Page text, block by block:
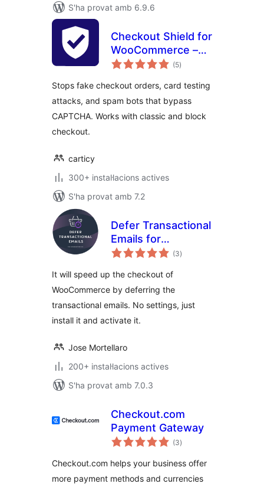
S'ha provat amb 6.9.6
Checkout Shield for
WooCommerce –
Stop Fake Orders,
Testing
(5puntuacions
totals
)
Stops fake checkout orders, card testing
attacks, and spam bots that bypass
CAPTCHA. Works with classic and block
checkout.
carticy
300+ instal·lacions actives
S'ha provat amb 7.2
Defer Transactional
Emails for
WooCommerce |
WooCommerce
checkout
(3puntuacions
totals
)
It will speed up the checkout of
WooCommerce by deferring the
transactional emails. No settings, just
install it and activate it.
Jose Mortellaro
200+ instal·lacions actives
S'ha provat amb 7.0.3
Checkout.com
Payment Gateway
(3puntuacions
totals
)
Checkout.com helps your business offer
more payment methods and currencies